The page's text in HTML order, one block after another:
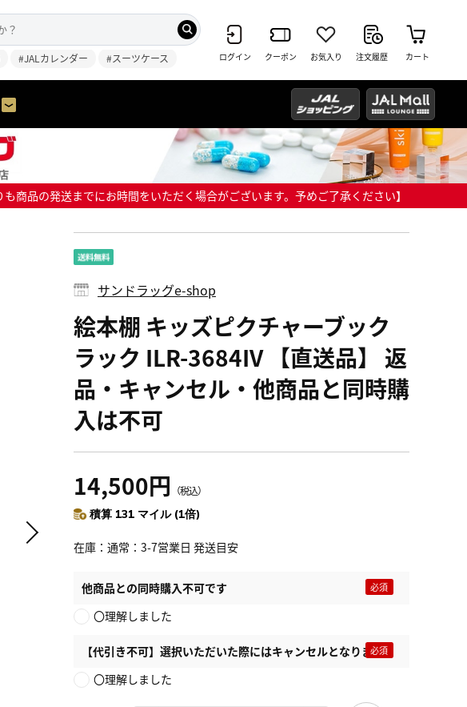
#JALカレンダー #スーツケース ログイン クーポン お気入り 注文履歴 カート
品の発送までにお時間をいただく場合がございます。予めご了承ください】
サンドラッグe-shop
絵本棚 キッズピクチャーブック
ラック ILR-3684IV 【直送品】 返
品・キャンセル・他商品と同時購
入は不可
14,500円 （税込）
積算 131 マイル (1倍)
在庫 通常：3-7営業日 発送目安
他商品との同時購入不可です
〇理解しました
【代引き不可】選択いただいた際にはキャンセルとなります
〇理解しました